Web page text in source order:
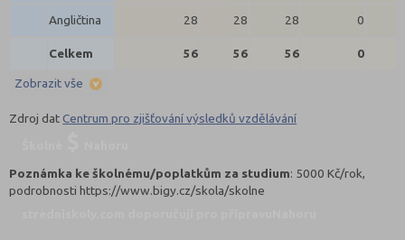
Angličtina 28 28 28 0
Celkem 56 56 56 0
Zobrazit vše
Zdroj datCentrum pro zjišťování výsledků vzdělávání
Poznámka ke školnému/poplatkům za studium: 5000 Kč/rok,
podrobnosti https://www.bigy.cz/skola/skolne